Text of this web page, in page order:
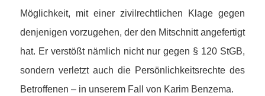
Möglichkeit, mit einer zivilrechtlichen Klage gegen
denjenigen vorzugehen, der den Mitschnitt angefertigt
hat. Er verstößt nämlich nicht nur gegen § 120 StGB,
sondern verletzt auch die Persönlichkeitsrechte des
Betroffenen – in unserem Fall von Karim Benzema.